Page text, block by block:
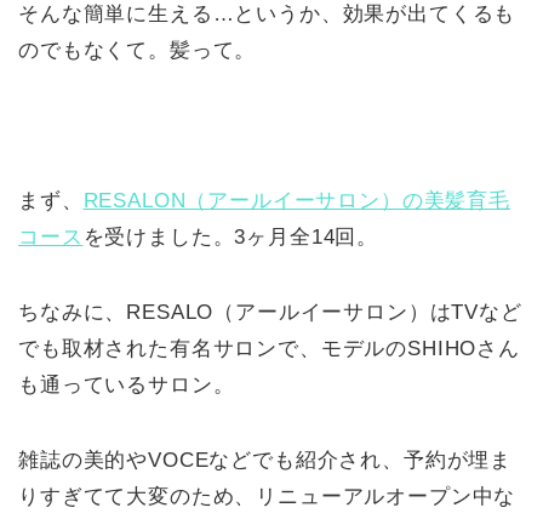
そんな簡単に生える…というか、効果が出てくるも
のでもなくて。髪って。
まず、 RESALON（アールイーサロン）の美髪育毛
コース を受けました。3ヶ月全14回。
ちなみに、RESALO（アールイーサロン）はTVなど
でも取材された有名サロンで、モデルのSHIHOさん
も通っているサロン。
雑誌の美的やVOCEなどでも紹介され、予約が埋ま
りすぎてて大変のため、リニューアルオープン中な